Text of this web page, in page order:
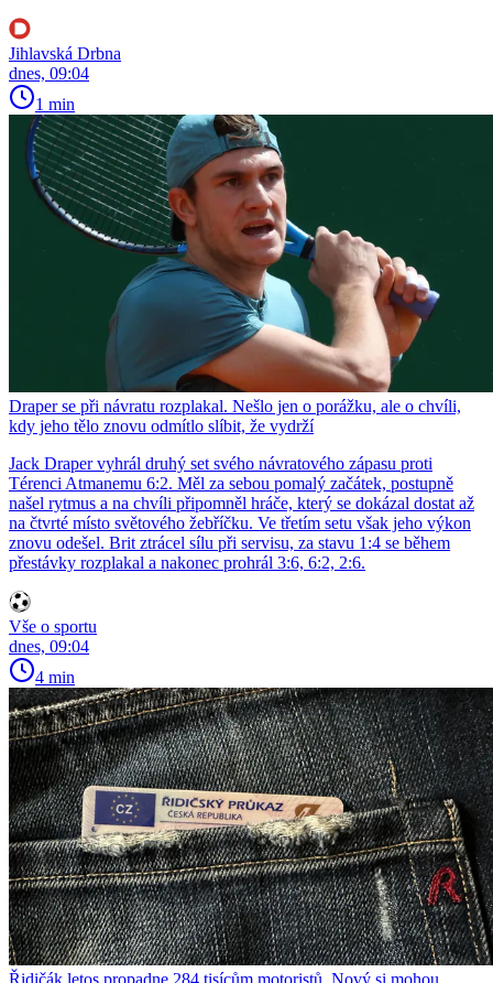
Jihlavská Drbna
dnes, 09:04
1 min
Draper se při návratu rozplakal. Nešlo jen o porážku, ale o chvíli,
kdy jeho tělo znovu odmítlo slíbit, že vydrží
Jack Draper vyhrál druhý set svého návratového zápasu proti
Térenci Atmanemu 6:2. Měl za sebou pomalý začátek, postupně
našel rytmus a na chvíli připomněl hráče, který se dokázal dostat až
na čtvrté místo světového žebříčku. Ve třetím setu však jeho výkon
znovu odešel. Brit ztrácel sílu při servisu, za stavu 1:4 se během
přestávky rozplakal a nakonec prohrál 3:6, 6:2, 2:6.
Vše o sportu
dnes, 09:04
4 min
Řidičák letos propadne 284 tisícům motoristů. Nový si mohou